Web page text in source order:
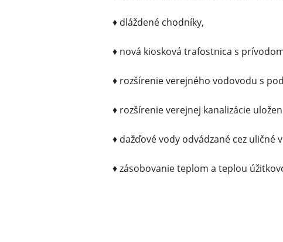
♦ dláždené chodníky,
♦ nová kiosková trafostnica s
♦ rozšírenie verejného vodovodu s
♦ rozšírenie verejnej kanalizácie
♦ dažďové vody odvádzané cez
♦ zásobovanie teplom a teplou